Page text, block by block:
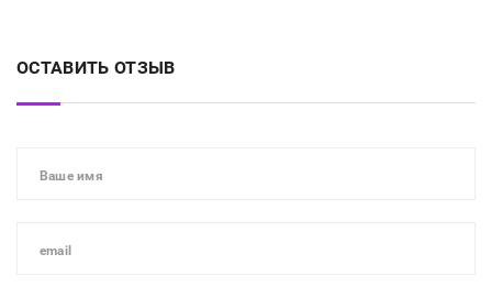
ОСТАВИТЬ ОТЗЫВ